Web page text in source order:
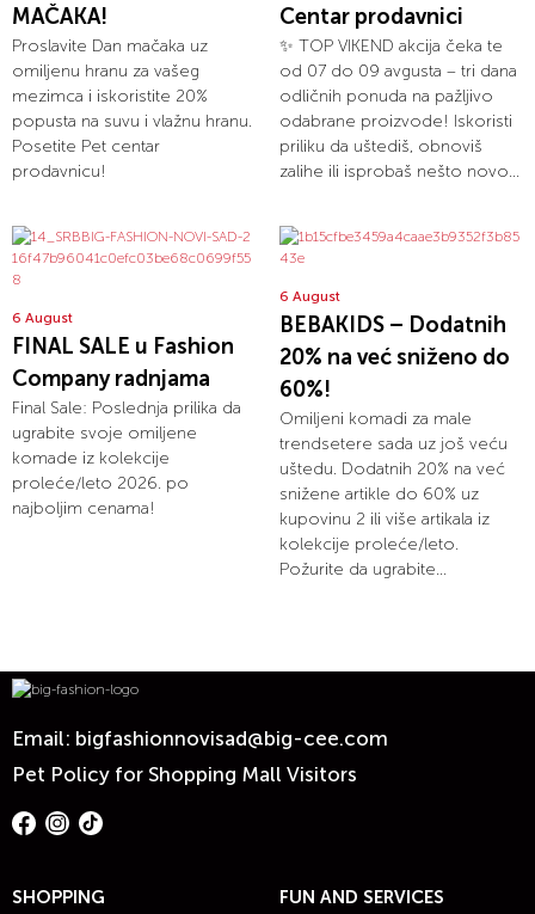
MAČAKA!
Proslavite Dan mačaka uz
omiljenu hranu za vašeg
mezimca i iskoristite 20%
popusta na suvu i vlažnu hranu.
Posetite Pet centar
prodavnicu!
Centar prodavnici
✨ TOP VIKEND akcija čeka te
od 07 do 09 avgusta – tri dana
odličnih ponuda na pažljivo
odabrane proizvode! Iskoristi
priliku da uštediš, obnoviš
zalihe ili isprobaš nešto novo...
6 August
FINAL SALE u Fashion
Company radnjama
Final Sale: Poslednja prilika da
ugrabite svoje omiljene
komade iz kolekcije
proleće/leto 2026. po
najboljim cenama!
6 August
BEBAKIDS – Dodatnih
20% na već sniženo do
60%!
Omiljeni komadi za male
trendsetere sada uz još veću
uštedu. Dodatnih 20% na već
snižene artikle do 60% uz
kupovinu 2 ili više artikala iz
kolekcije proleće/leto.
Požurite da ugrabite...
Email: bigfashionnovisad@big-cee.com
Pet Policy for Shopping Mall Visitors
SHOPPING FUN AND SERVICES